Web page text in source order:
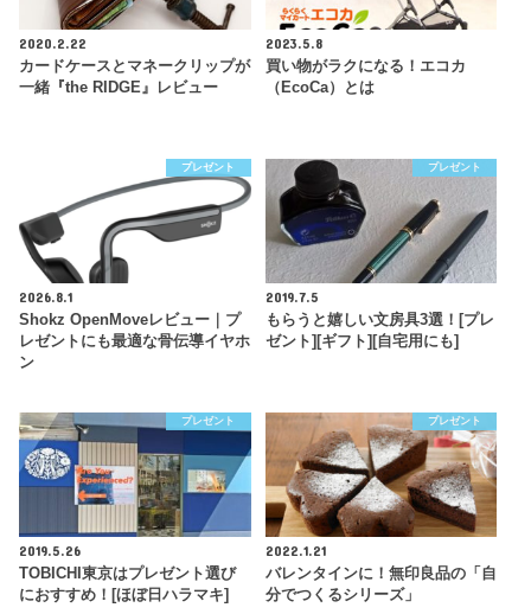
2020.2.22
カードケースとマネークリップが
一緒『the RIDGE』レビュー
2023.5.8
買い物がラクになる！エコカ
（EcoCa）とは
プレゼント
2026.8.1
Shokz OpenMoveレビュー｜プ
レゼントにも最適な骨伝導イヤホ
ン
プレゼント
2019.7.5
もらうと嬉しい文房具3選！[プレ
ゼント][ギフト][自宅用にも]
プレゼント
2019.5.26
TOBICHI東京はプレゼント選び
におすすめ！[ほぼ日ハラマキ]
プレゼント
2022.1.21
バレンタインに！無印良品の「自
分でつくるシリーズ」